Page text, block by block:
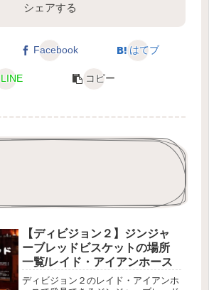
シェアする
Facebook はてブ
LINE コピー
【ディビジョン２】ジンジャ
ーブレッドビスケットの場所
一覧/レイド・アイアンホース
ディビジョン２のレイド・アイアンホ